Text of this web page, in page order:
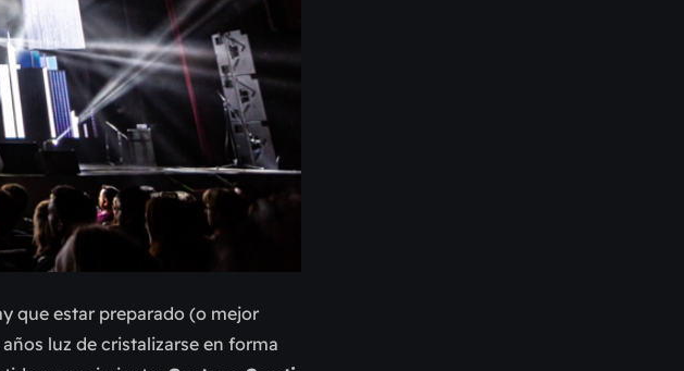
que estar preparado (o mejor
luz de cristalizarse en forma